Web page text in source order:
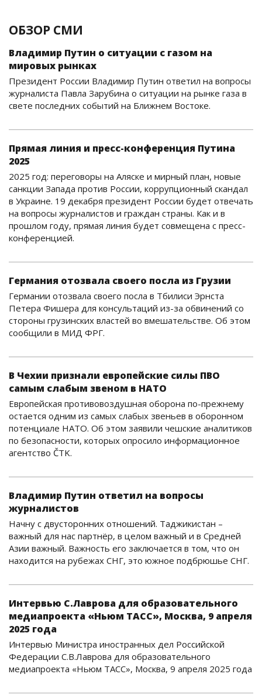
ОБЗОР СМИ
Владимир Путин о ситуации с газом на
мировых рынках
Президент России Владимир Путин ответил на вопросы
журналиста Павла Зарубина о ситуации на рынке газа в
свете последних событий на Ближнем Востоке.
Прямая линия и пресс-конференция Путина
2025
2025 год: переговоры на Аляске и мирный план, новые
санкции Запада против России, коррупционный скандал
в Украине. 19 декабря президент России будет отвечать
на вопросы журналистов и граждан страны. Как и в
прошлом году, прямая линия будет совмещена с пресс-
конференцией.
Германия отозвала своего посла из Грузии
Германии отозвала своего посла в Тбилиси Эрнста
Петера Фишера для консультаций из-за обвинений со
стороны грузинских властей во вмешательстве. Об этом
сообщили в МИД ФРГ.
В Чехии признали европейские силы ПВО
самым слабым звеном в НАТО
Европейская противовоздушная оборона по-прежнему
остается одним из самых слабых звеньев в оборонном
потенциале НАТО. Об этом заявили чешские аналитиков
по безопасности, которых опросило информационное
агентство ČTK.
Владимир Путин ответил на вопросы
журналистов
Начну с двусторонних отношений. Таджикистан –
важный для нас партнёр, в целом важный и в Средней
Азии важный. Важность его заключается в том, что он
находится на рубежах СНГ, это южное подбрюшье СНГ.
Интервью С.Лаврова для образовательного
медиапроекта «Ньюм ТАСС», Москва, 9 апреля
2025 года
Интервью Министра иностранных дел Российской
Федерации С.В.Лаврова для образовательного
медиапроекта «Ньюм ТАСС», Москва, 9 апреля 2025 года